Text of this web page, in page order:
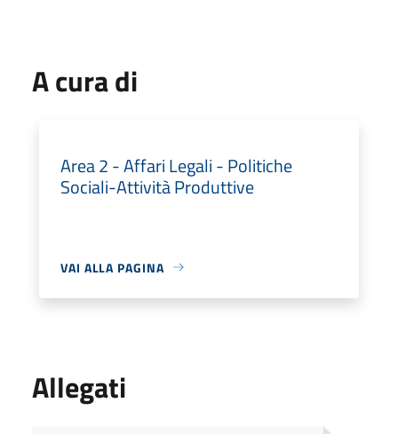
A cura di
Area 2 - Affari Legali - Politiche
Sociali-Attività Produttive
VAI ALLA PAGINA
Allegati